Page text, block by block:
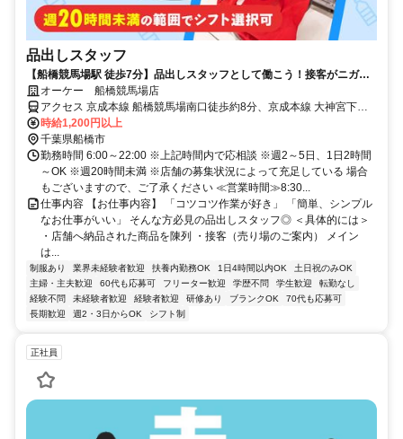
品出しスタッフ
【船橋競馬場駅 徒歩7分】品出しスタッフとして働こう！接客がニガテ
でも安心のシンプル作業！
オーケー 船橋競馬場店
アクセス 京成本線 船橋競馬場南口徒歩約8分、京成本線 大神宮下徒
歩約13分、ＪＲ武蔵野線 南船橋北口徒歩約14分 船橋競馬場駅 徒歩7
分 / 南船橋駅 徒歩約12分＊自転車通勤OK
時給1,200円以上
千葉県船橋市
勤務時間 6:00～22:00 ※上記時間内で応相談 ※週2～5日、1日2時間
～OK ※週20時間未満 ※店舗の募集状況によって充足している 場合
もございますので、ご了承ください ≪営業時間≫8:30...
仕事内容 【お仕事内容】 「コツコツ作業が好き」 「簡単、シンプル
なお仕事がいい」 そんな方必見の品出しスタッフ◎ ＜具体的には＞
・店舗へ納品された商品を陳列 ・接客（売り場のご案内） メイン
は...
制服あり 業界未経験者歓迎 扶養内勤務OK 1日4時間以内OK
土日祝のみOK
主婦・主夫歓迎
60代も応募可 フリーター歓迎 学歴不問 学生歓迎
転勤なし
経験不問
未経験者歓迎 経験者歓迎 研修あり ブランクOK
70代も応募可
長期歓迎
週2・3日からOK シフト制
正社員